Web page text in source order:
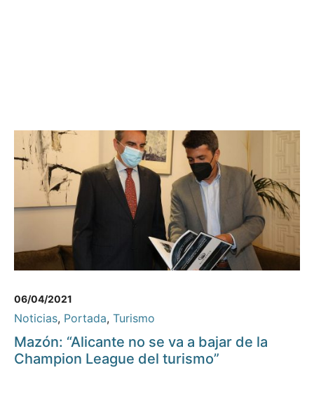
06/04/2021
Noticias, Portada, Turismo
Mazón: “Alicante no se va a bajar de la
Champion League del turismo”